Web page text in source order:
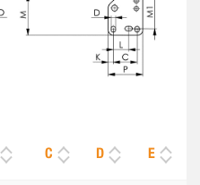
C D E